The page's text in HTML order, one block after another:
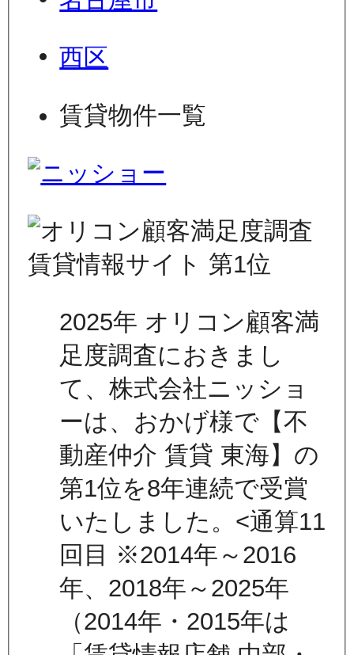
西区
賃貸物件一覧
2025年 オリコン顧客満
足度調査におきまし
て、株式会社ニッショ
ーは、おかげ様で【不
動産仲介 賃貸 東海】の
第1位を8年連続で受賞
いたしました。<通算11
回目 ※2014年～2016
年、2018年～2025年
（2014年・2015年は